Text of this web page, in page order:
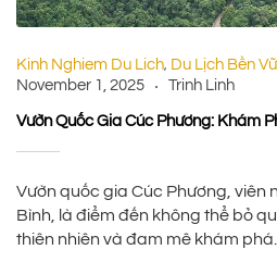
Kinh Nghiem Du Lich, Du Lịch Bền
November 1, 2025
Trinh Linh
Vườn Quốc Gia Cúc Phương: Khám
Vườn quốc gia Cúc Phương, viên
Bình, là điểm đến không thể bỏ
thiên nhiên và đam mê khám